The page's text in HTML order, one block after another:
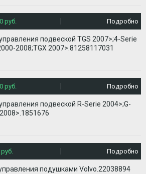
руб. Подробно
подвеской TGS 2007>;4-Serie
2008;TGX 2007>.81258117031
руб. Подробно
подвеской R-Serie 2004>;G-
Подробно
подушками Volvo.22038894